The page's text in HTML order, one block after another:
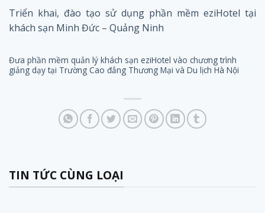
Triển khai, đào tạo sử dụng phần mềm eziHotel tại
khách sạn Minh Đức – Quảng Ninh
Đưa phần mềm quản lý khách sạn eziHotel vào chương trình
giảng dạy tại Trường Cao đẳng Thương Mại và Du lịch Hà Nội
TIN TỨC CÙNG LOẠI